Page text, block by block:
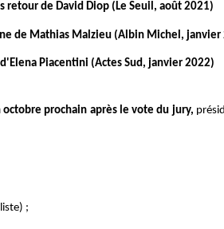
retour de David Diop (Le Seuil, août 2021)
de Mathias Malzieu (Albin Michel, janvier
Piacentini (Actes Sud, janvier 2022)
octobre prochain après le vote du jury,
;